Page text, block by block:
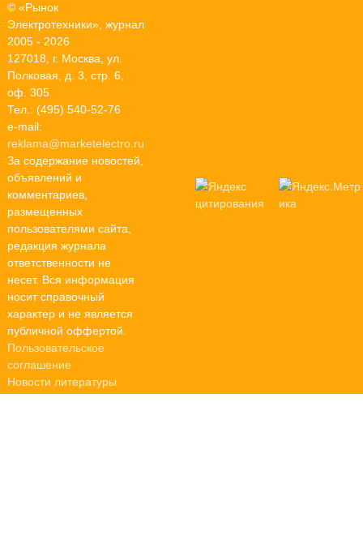
© «Рынок
Электротехники», журнал
2005 - 2026
127018, г. Москва, ул.
Полковая, д. 3, стр. 6,
оф. 305
Тел.: (495) 540-52-76
e-mail:
reklama@marketelectro.ru
За содержание новостей,
объявлений и
комментариев,
размещенных
пользователями сайта,
редакция журнала
ответственности не
несет. Вся информация
носит справочный
характер и не является
публичной оффертой.
Пользовательское
соглашение
Новости литературы